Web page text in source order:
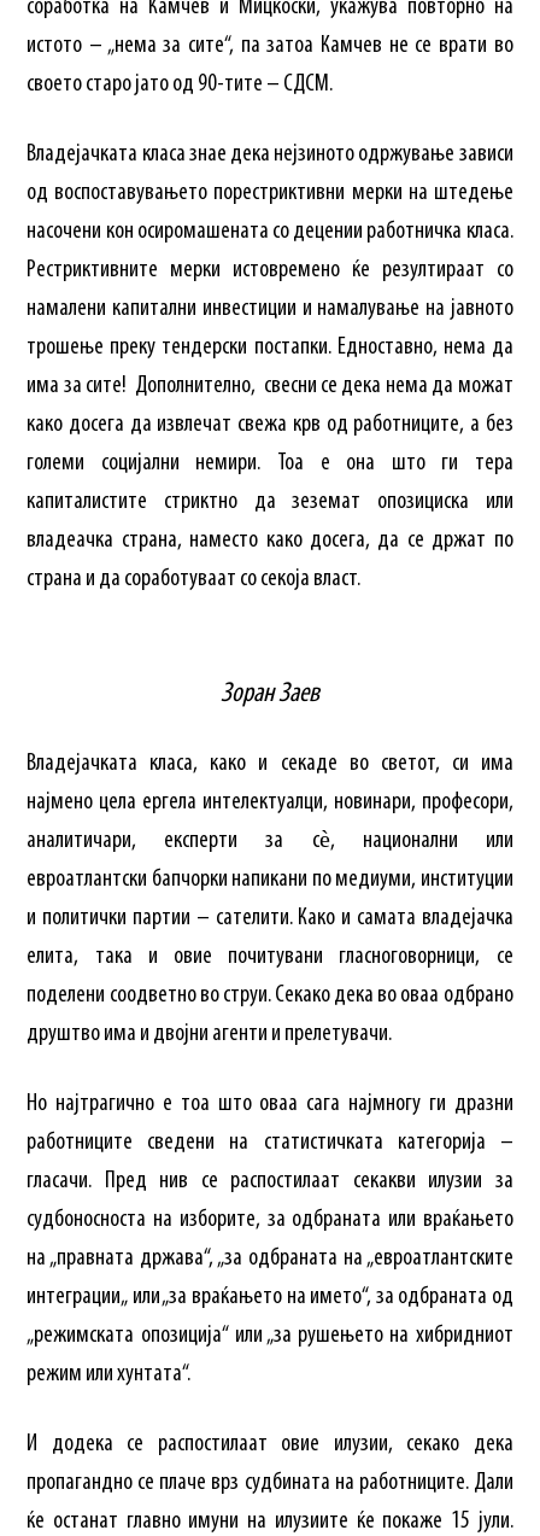
соработка на Камчев и Мицкоски, укажува повторно на
истото – „нема за сите“, па затоа Камчев не се врати во
своето старо јато од 90-тите – СДСМ.
Владејачката класа знае дека нејзиното одржување зависи
од воспоставувањето порестриктивни мерки на штедење
насочени кон осиромашената со децении работничка класа.
Рестриктивните мерки истовремено ќе резултираат со
намалени капитални инвестиции и намалување на јавното
трошење преку тендерски постапки. Едноставно, нема да
има за сите! Дополнително, свесни се дека нема да можат
како досега да извлечат свежа крв од работниците, а без
големи социјални немири. Тоа е она што ги тера
капиталистите стриктно да зеземат опозициска или
владеачка страна, наместо како досега, да се држат по
страна и да соработуваат со секоја власт.
Зоран Заев
Владејачката класа, како и секаде во светот, си има
најмено цела ергела интелектуалци, новинари, професори,
аналитичари, експерти за сѐ, национални или
евроатлантски бапчорки напикани по медиуми, институции
и политички партии – сателити. Како и самата владејачка
елита, така и овие почитувани гласноговорници, се
поделени соодветно во струи. Секако дека во оваа одбрано
друштво има и двојни агенти и прелетувачи.
Но најтрагично е тоа што оваа сага најмногу ги дразни
работниците сведени на статистичката категорија –
гласачи. Пред нив се распостилаат секакви илузии за
судбоносноста на изборите, за одбраната или враќањето
на „правната држава“, „за одбраната на „евроатлантските
интеграции„ или „за враќањето на името“, за одбраната од
„режимската опозиција“ или „за рушењето на хибридниот
режим или хунтата“.
И додека се распостилаат овие илузии, секако дека
пропагандно се плаче врз судбината на работниците. Дали
ќе останат главно имуни на илузиите ќе покаже 15 јули.